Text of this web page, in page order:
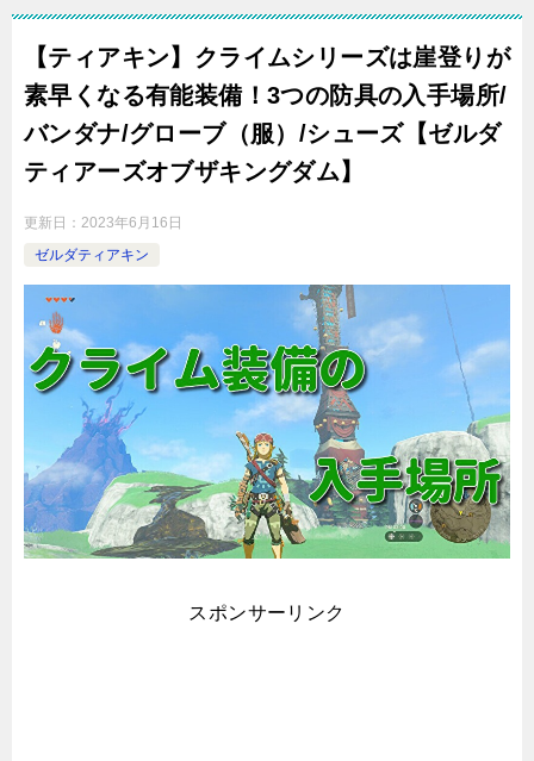
【ティアキン】クライムシリーズは崖登りが
素早くなる有能装備！3つの防具の入手場所/
バンダナ/グローブ（服）/シューズ【ゼルダ
ティアーズオブザキングダム】
更新日： 2023年6月16日
ゼルダティアキン
スポンサーリンク